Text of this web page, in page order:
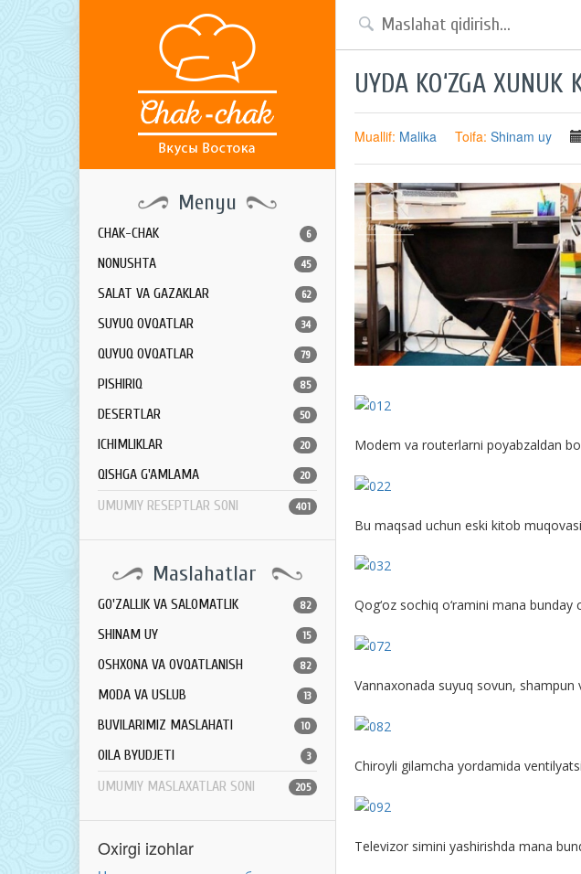
Menyu
CHAK-CHAK 6
NONUSHTA 45
SALAT VA GAZAKLAR 62
SUYUQ OVQATLAR 34
QUYUQ OVQATLAR 79
PISHIRIQ 85
DESERTLAR 50
ICHIMLIKLAR 20
QISHGA G'AMLAMA 20
UMUMIY RESEPTLAR SONI 401
Maslahatlar
GO'ZALLIK VA SALOMATLIK 82
SHINAM UY 15
OSHXONA VA OVQATLANISH 82
MODA VA USLUB 13
BUVILARIMIZ MASLAHATI 10
OILA BYUDJETI 3
UMUMIY MASLAXATLAR SONI 205
Oxirgi izohlar
UYDA KO‘ZGA XUNUK
Muallif: Malika Toifa: Shinam uy
Modem va routerlarni poyabzaldan
Bu maqsad uchun eski kitob
Qog‘oz sochiq o‘ramini mana bunday
Vannaxonada suyuq sovun,
Chiroyli gilamcha yordamida
Televizor simini yashirishda mana